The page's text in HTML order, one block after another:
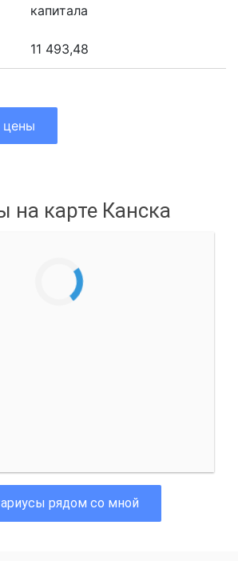
капитала
11 493,48
цены
на карте Канска
рядом со мной